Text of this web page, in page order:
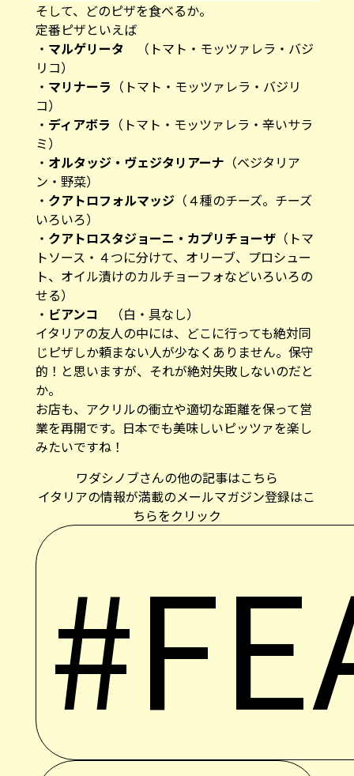
そして、どのピザを食べるか。
定番ピザといえば
・ マルゲリータ （トマト・モッツァレラ・バジ
リコ）
・ マリナーラ （トマト・モッツァレラ・バジリ
コ）
・ ディアボラ （トマト・モッツァレラ・辛いサラ
ミ）
・ オルタッジ・ヴェジタリアーナ （ベジタリア
ン・野菜）
・ クアトロフォルマッジ（４種のチーズ。チーズ
いろいろ）
・ クアトロスタジョーニ・カプリチョーザ（トマ
トソース・４つに分けて、オリーブ、プロシュー
ト、オイル漬けのカルチョーフォなどいろいろの
せる）
・ ビアンコ （白・具なし）
イタリアの友人の中には、どこに行っても絶対同
じピザしか頼まない人が少なくありません。保守
的！と思いますが、それが絶対失敗しないのだと
か。
お店も、アクリルの衝立や適切な距離を保って営
業を再開です。日本でも美味しいピッツァを楽し
みたいですね！
ワダシノブさんの他の記事はこちら
イタリアの情報が満載のメールマガジン登録はこ
ちらをクリック